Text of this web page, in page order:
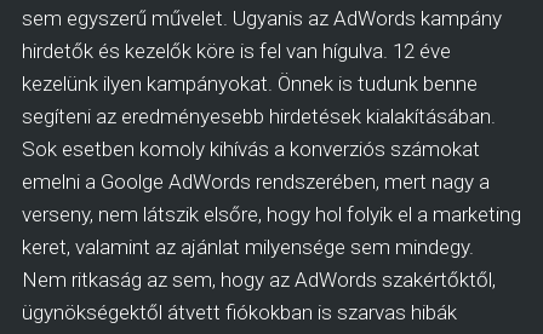
sem egyszerű művelet. Ugyanis az AdWords kampány
hirdetők és kezelők köre is fel van hígulva. 12 éve
kezelünk ilyen kampányokat. Önnek is tudunk benne
segíteni az eredményesebb hirdetések kialakításában.
Sok esetben komoly kihívás a konverziós számokat
emelni a Goolge AdWords rendszerében, mert nagy a
verseny, nem látszik elsőre, hogy hol folyik el a marketing
keret, valamint az ajánlat milyensége sem mindegy.
Nem ritkaság az sem, hogy az AdWords szakértőktől,
ügynökségektől átvett fiókokban is szarvas hibák